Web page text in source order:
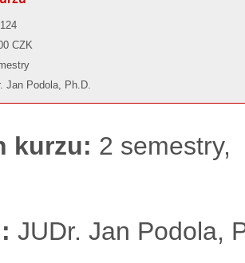
CZK
Jan Podola, Ph.D.
kurzu: 2 semestry,
JUDr. Jan Podola,